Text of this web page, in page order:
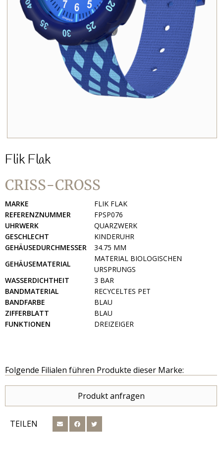
Flik Flak
CRISS-CROSS
MARKE
FLIK FLAK
REFERENZNUMMER
FPSP076
UHRWERK
QUARZWERK
GESCHLECHT
KINDERUHR
GEHÄUSEDURCHMESSER
34.75 MM
GEHÄUSEMATERIAL
MATERIAL BIOLOGISCHEN
URSPRUNGS
WASSERDICHTHEIT
3 BAR
BANDMATERIAL
RECYCELTES PET
BANDFARBE
BLAU
ZIFFERBLATT
BLAU
FUNKTIONEN
DREIZEIGER
Folgende Filialen führen Produkte dieser Marke:
Produkt anfragen
TEILEN